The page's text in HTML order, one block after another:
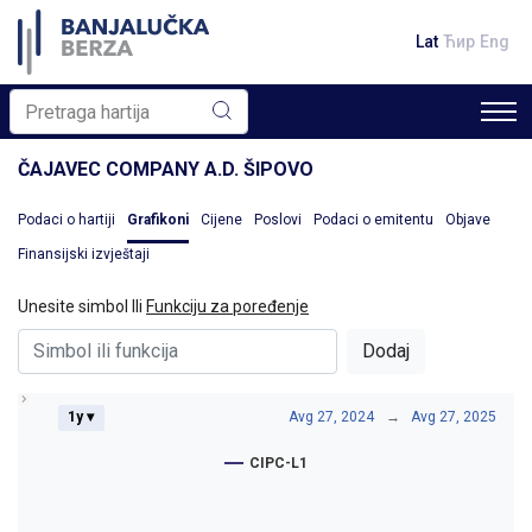
Lat Ћир Eng
ČAJAVEC COMPANY A.D. ŠIPOVO
Podaci o hartiji Grafikoni Cijene Poslovi Podaci o emitentu Objave
Finansijski izvještaji
Unesite simbol Ili Funkciju za poređenje
Dodaj
1y ▾ Avg 27, 2024 → Avg 27, 2025
CIPC-L1